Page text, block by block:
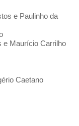
e Paulinho da
e Maurício Carrilho
Caetano